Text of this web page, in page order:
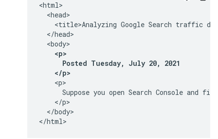
<html>
  <head>
<title>Analyzing Google Search traffic
  </head>
  <body>
<p>
      Posted Tuesday, July 20, 2021
    </p>
    <p>
Suppose you open Search Console and
    </p>
  </body>
</html>